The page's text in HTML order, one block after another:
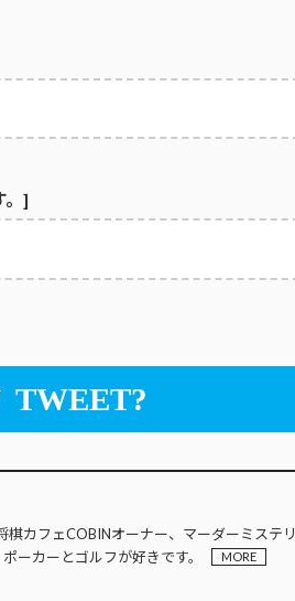
。]
TWEET?
棋カフェCOBINオーナー、マーダーミステリ
ーカーとゴルフが好きです。
MORE